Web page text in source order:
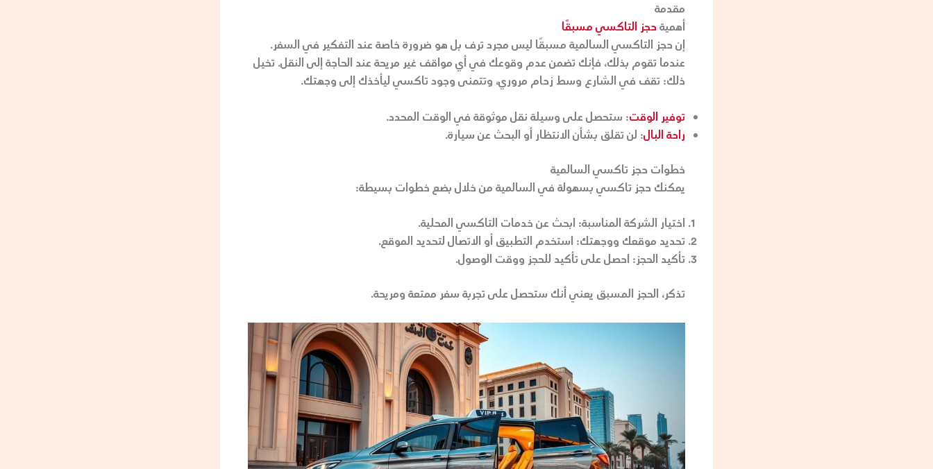
مقدمة
أهميةحجز التاكسيمسبقًا
إن حجز التاكسي السالمية مسبقًا ليس مجرد ترف بل هو ضرورة خاصة عند التفكير في السفر.
عندما تقوم بذلك، فإنك تضمن عدم وقوعك في أي مواقف غير مريحة عند الحاجة إلى النقل. تخيل
ذلك: تقف في الشارع وسط زحام مروري، وتتمنى وجود تاكسي ليأخذك إلى وجهتك.
توفير الوقت: ستحصل على وسيلة نقل موثوقة في الوقت المحدد.
راحة البال: لن تقلق بشأن الانتظار أو البحث عن سيارة.
خطوات حجز تاكسي السالمية
يمكنك حجز تاكسي بسهولة في السالمية من خلال بضع خطوات بسيطة:
اختيار الشركة المناسبة: ابحث عن خدمات التاكسي المحلية.
تحديد موقعك ووجهتك: استخدم التطبيق أو الاتصال لتحديد الموقع.
تأكيد الحجز: احصل على تأكيد للحجز ووقت الوصول.
تذكر، الحجز المسبق يعني أنك ستحصل على تجربة سفر ممتعة ومريحة.